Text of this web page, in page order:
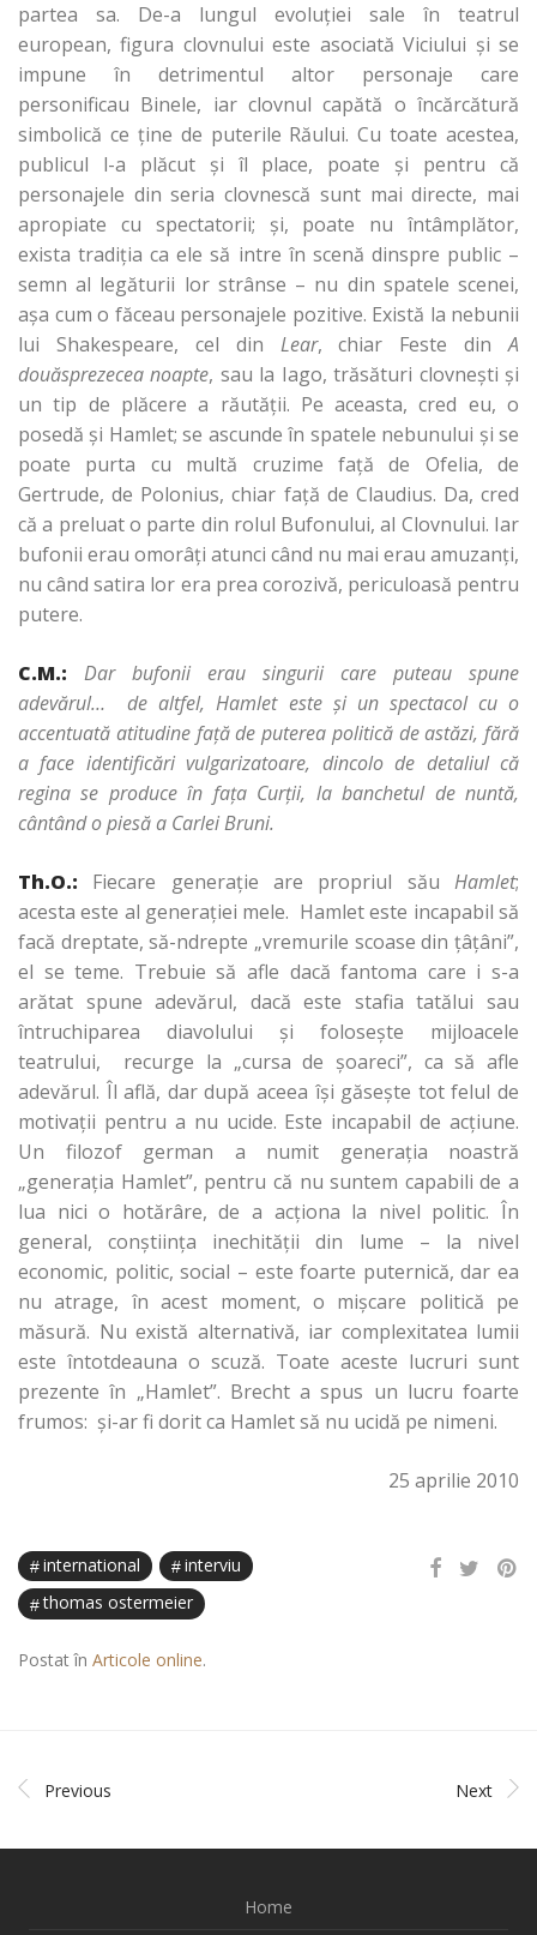
partea sa. De-a lungul evoluţiei sale în teatrul
european, figura clovnului este asociată Viciului şi se
impune în detrimentul altor personaje care
personificau Binele, iar clovnul capătă o încărcătură
simbolică ce ţine de puterile Răului. Cu toate acestea,
publicul l-a plăcut şi îl place, poate şi pentru că
personajele din seria clovnescă sunt mai directe, mai
apropiate cu spectatorii; şi, poate nu întâmplător,
exista tradiţia ca ele să intre în scenă dinspre public –
semn al legăturii lor strânse – nu din spatele scenei,
aşa cum o făceau personajele pozitive. Există la nebunii
lui Shakespeare, cel din Lear, chiar Feste dinA
douăsprezecea noapte, sau la Iago, trăsături clovneşti şi
un tip de plăcere a răutăţii. Pe aceasta, cred eu, o
posedă şi Hamlet; se ascunde în spatele nebunului şi se
poate purta cu multă cruzime faţă de Ofelia, de
Gertrude, de Polonius, chiar faţă de Claudius. Da, cred
că a preluat o parte din rolul Bufonului, al Clovnului. Iar
bufonii erau omorâţi atunci când nu mai erau amuzanţi,
nu când satira lor era prea corozivă, periculoasă pentru
putere.
C.M.:
Dar bufonii erau singurii care puteau spune
adevărul… de altfel, Hamlet este şi un spectacol cu o
accentuată atitudine faţă de puterea politică de astăzi, fără
a face identificări vulgarizatoare, dincolo de detaliul că
regina se produce în faţa Curţii, la banchetul de nuntă,
cântând o piesă a Carlei Bruni.
Th.O.: Fiecare generaţie are propriul său Hamlet;
acesta este al generaţiei mele. Hamlet este incapabil să
facă dreptate, să-ndrepte „vremurile scoase din ţâţâni”,
el se teme. Trebuie să afle dacă fantoma care i s-a
arătat spune adevărul, dacă este stafia tatălui sau
întruchiparea diavolului şi foloseşte mijloacele
teatrului, recurge la „cursa de şoareci”, ca să afle
adevărul. Îl află, dar după aceea îşi găseşte tot felul de
motivaţii pentru a nu ucide. Este incapabil de acţiune.
Un filozof german a numit generaţia noastră
„generaţia Hamlet”, pentru că nu suntem capabili de a
lua nici o hotărâre, de a acţiona la nivel politic. În
general, conştiinţa inechităţii din lume – la nivel
economic, politic, social – este foarte puternică, dar ea
nu atrage, în acest moment, o mişcare politică pe
măsură. Nu există alternativă, iar complexitatea lumii
este întotdeauna o scuză. Toate aceste lucruri sunt
prezente în „Hamlet”. Brecht a spus un lucru foarte
frumos: şi-ar fi dorit ca Hamlet să nu ucidă pe nimeni.
25 aprilie 2010
international
interviu
thomas ostermeier
Postat în Articole online.
Previous Next
Home